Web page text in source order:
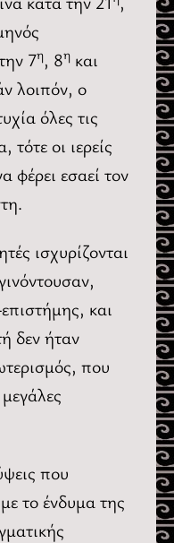
7η, 8η και
λοιπόν, ο
όλες τις
οι ιερείς
φέρει εσαεί τον
ισχυρίζονται
και
δεν ήταν
που
που
το ένδυμα της